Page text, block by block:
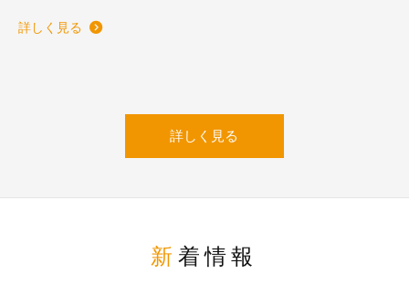
詳しく見る
詳しく見る
新着情報